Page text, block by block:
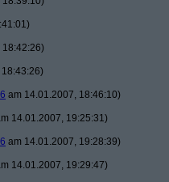
am 14.01.2007, 18:46:10)
14.01.2007, 19:25:31)
am 14.01.2007, 19:28:39)
14.01.2007, 19:29:47)